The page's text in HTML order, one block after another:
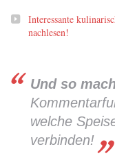
Interessante
nachlesen!
Und so
welche
verbinden!